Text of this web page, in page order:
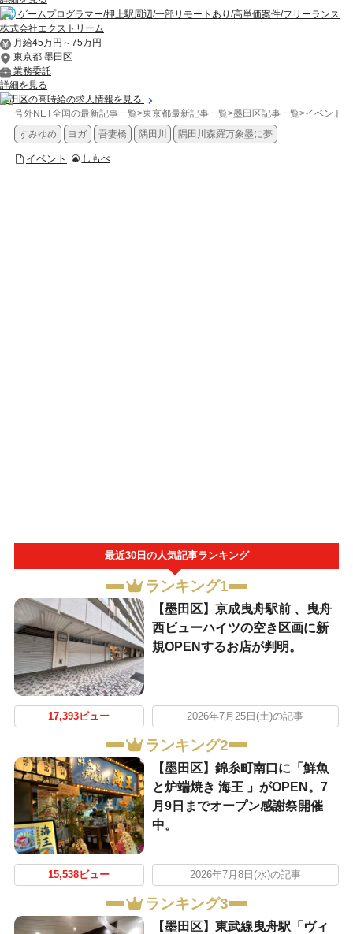
ゲームプログラマー/押上駅周辺/一部リモートあり/高単価案件/フリーランス
株式会社エクストリーム
月給45万円～75万円
東京都 墨田区
業務委託
詳細を見る
墨田区の高時給の求人情報を見る
号外NET全国の最新記事一覧>東京都最新記事一覧>墨田区記事一覧>イベント
すみゆめ
ヨガ 吾妻橋 隅田川 隅田川森羅万象墨に夢
イベント しもべ
最近30日の人気記事ランキング
ランキング1
【墨田区】京成曳舟駅前 、曳舟
西ビューハイツの空き区画に新
規OPENするお店が判明。
17,393ビュー 2026年7月25日(土)の記事
ランキング2
【墨田区】錦糸町南口に「鮮魚
と炉端焼き 海王 」がOPEN。7
月9日までオープン感謝祭開催
中。
15,538ビュー 2026年7月8日(水)の記事
ランキング3
【墨田区】東武線曳舟駅「ヴィ